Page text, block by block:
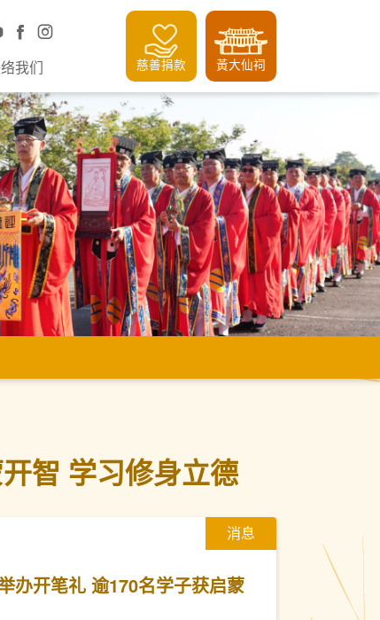
我们 慈善捐款 黃大仙祠
智 学习修身立德
消息
办开笔礼 逾170名学子获启蒙